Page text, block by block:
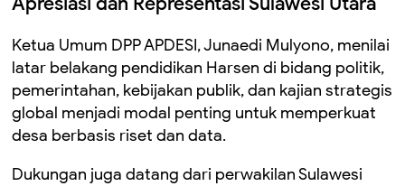
Ketua Umum DPP APDESI,Junaedi Mulyono, menilai
latar belakang pendidikan Harsen di bidang politik,
pemerintahan, kebijakan publik, dan kajian strategis
global menjadi modal penting untuk memperkuat
desa berbasis riset dan data.
Dukungan juga datang dari perwakilan Sulawesi